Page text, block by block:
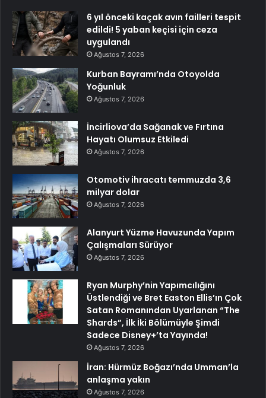
6 yıl önceki kaçak avın failleri tespit
edildi! 5 yaban keçisi için ceza
uygulandı
Ağustos 7, 2026
Kurban Bayramı’nda Otoyolda
Yoğunluk
Ağustos 7, 2026
İncirliova’da Sağanak ve Fırtına
Hayatı Olumsuz Etkiledi
Ağustos 7, 2026
Otomotiv ihracatı temmuzda 3,6
milyar dolar
Ağustos 7, 2026
Alanyurt Yüzme Havuzunda Yapım
Çalışmaları Sürüyor
Ağustos 7, 2026
Ryan Murphy’nin Yapımcılığını
Üstlendiği ve Bret Easton Ellis’ın Çok
Satan Romanından Uyarlanan “The
Shards”, İlk İki Bölümüyle Şimdi
Sadece Disney+’ta Yayında!
Ağustos 7, 2026
İran: Hürmüz Boğazı’nda Umman’la
anlaşma yakın
Ağustos 7, 2026